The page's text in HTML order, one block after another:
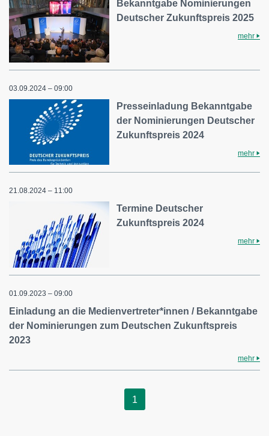
Bekanntgabe Nominierungen
Deutscher Zukunftspreis 2025
mehr
03.09.2024 – 09:00
Presseinladung Bekanntgabe
der Nominierungen Deutscher
Zukunftspreis 2024
mehr
21.08.2024 – 11:00
Termine Deutscher
Zukunftspreis 2024
mehr
01.09.2023 – 09:00
Einladung an die Medienvertreter*innen / Bekanntgabe
der Nominierungen zum Deutschen Zukunftspreis
2023
mehr
1